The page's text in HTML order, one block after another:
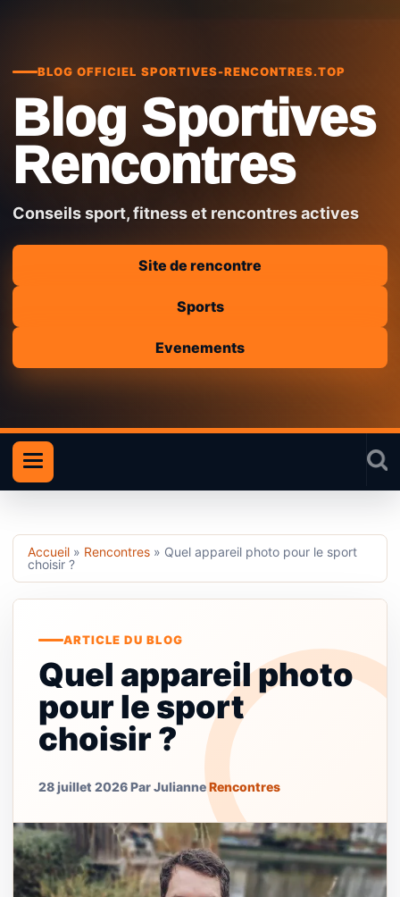
BLOG OFFICIEL SPORTIVES-RENCONTRES.TOP
Blog Sportives
Rencontres
Conseils sport, fitness et rencontres actives
Site de rencontre
Sports
Evenements
Accueil » Rencontres » Quel appareil photo pour le sport
choisir ?
ARTICLE DU BLOG
Quel appareil photo
pour le sport
choisir ?
28 juillet 2026Par JulianneRencontres